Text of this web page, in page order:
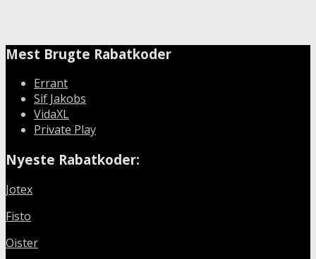
Mest Brugte Rabatkoder
Errant
Sif Jakobs
VidaXL
Private Play
Nyeste Rabatkoder:
Jotex
Fisto
Oister